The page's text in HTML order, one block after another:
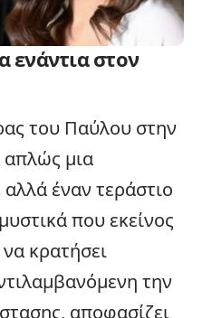
ενάντια στον
του Παύλου στην
απλώς μια
αλλά έναν τεράστιο
που εκείνος
κρατήσει
την
αποφασίζει